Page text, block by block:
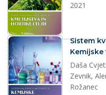
2021
dokument
Sistem
Daša
Zevnik,
Rožanec